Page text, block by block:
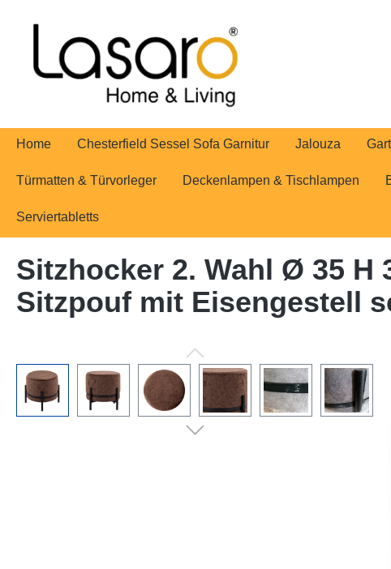
Home Chesterfield Sessel Sofa Garnitur Jalouza
Türmatten & Türvorleger Deckenlampen & Tischlampen
Serviertabletts
Sitzhocker 2. Wahl Ø 35
Sitzpouf mit Eisengestell
Bildergalerie überspringen